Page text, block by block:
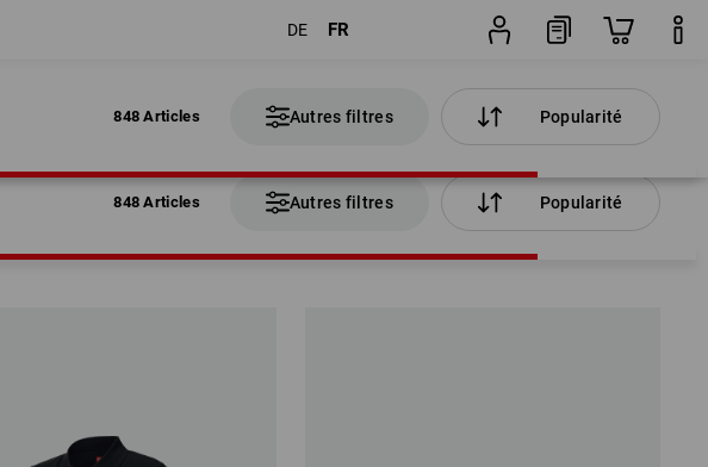
DE FR
848 Articles Autres filtres Popularité
848 Articles Autres filtres Popularité